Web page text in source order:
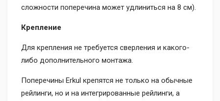
сложности поперечина может удлиниться на 8 см).
Крепление
Для крепления не требуется сверления и какого-
либо дополнительного монтажа.
Поперечины Erkul крепятся не только на обычные
рейлинги, но и на интегрированные рейлинги, а